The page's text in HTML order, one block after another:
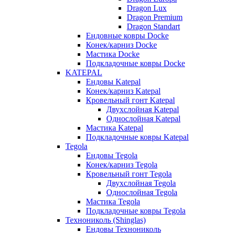
Dragon Lux
Dragon Premium
Dragon Standart
Ендовные ковры Docke
Конек/карниз Docke
Мастика Docke
Подкладочные ковры Docke
KATEPAL
Ендовы Katepal
Конек/карниз Katepal
Кровельный гонт Katepal
Двухслойная Katepal
Однослойная Katepal
Мастика Katepal
Подкладочные ковры Katepal
Tegola
Ендовы Tegola
Конек/карниз Tegola
Кровельный гонт Tegola
Двухслойная Tegola
Однослойная Tegola
Мастика Tegola
Подкладочные ковры Tegola
Технониколь (Shinglas)
Ендовы Технониколь